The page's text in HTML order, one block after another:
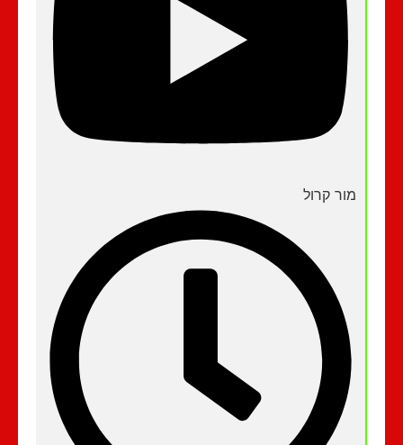
מור קרול